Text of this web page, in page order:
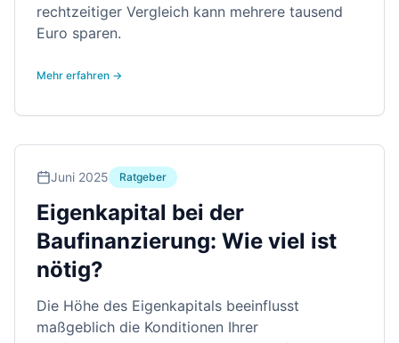
rechtzeitiger Vergleich kann mehrere tausend
Euro sparen.
Mehr erfahren →
Juni 2025 Ratgeber
Eigenkapital bei der
Baufinanzierung: Wie viel ist
nötig?
Die Höhe des Eigenkapitals beeinflusst
maßgeblich die Konditionen Ihrer